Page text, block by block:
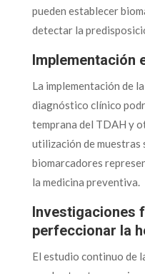
pueden establecer
detectar la
Implementación
La implementación de
diagnóstico clínico
temprana del TDAH y
utilización de muestras
biomarcadores
la medicina preventiva.
Investigaciones
perfeccionar la
El estudio continuo de